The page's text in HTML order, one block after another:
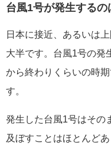
台風1号が発生するの
日本に接近、あるいは
大半です。台風1号の発
から終わりくらいの時
す。
発生した台風1号はその
及ぼすことはほとんど